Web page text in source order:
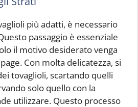
più adatti, è necessario
passaggio è essenziale
il motivo desiderato venga
Con molta delicatezza, si
tovaglioli, scartando quelli
solo quello con la
utilizzare. Questo processo